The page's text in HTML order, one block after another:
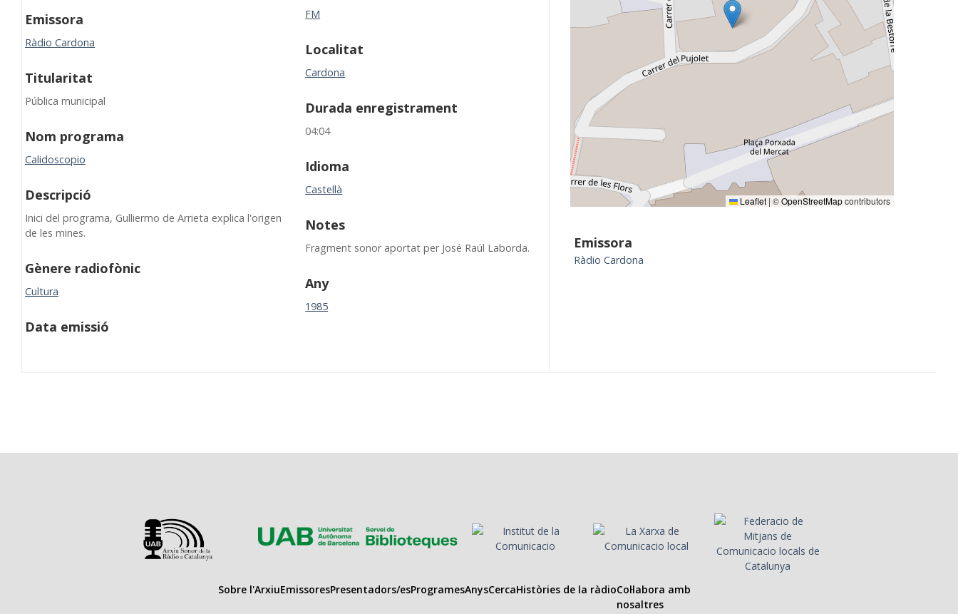
Emissora
Ràdio Cardona
Titularitat
Pública municipal
Nom programa
Calidoscopio
Descripció
Inici del programa, Gulliermo de Arrieta explica l'origen
de les mines.
Gènere radiofònic
Cultura
Data emissió
FM
Localitat
Cardona
Durada enregistrament
04:04
Idioma
Castellà
Notes
Fragment sonor aportat per José Raúl Laborda.
Any
1985
Leaflet | ©OpenStreetMapcontributors
Emissora
Ràdio Cardona
Sobre l'ArxiuEmissoresPresentadors/esProgramesAnysCercaHistòries de la ràdioCol·labora amb
nosaltres